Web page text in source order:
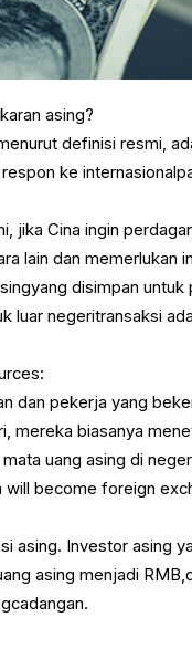
asing?
definisi resmi,
ke
jika Cina ingin
lain dan memerlukan
disimpan
luar negeritransaksi
dan pekerja yang
mereka biasanya
uang asing di
become foreign
asing. Investor asing
asing menjadi